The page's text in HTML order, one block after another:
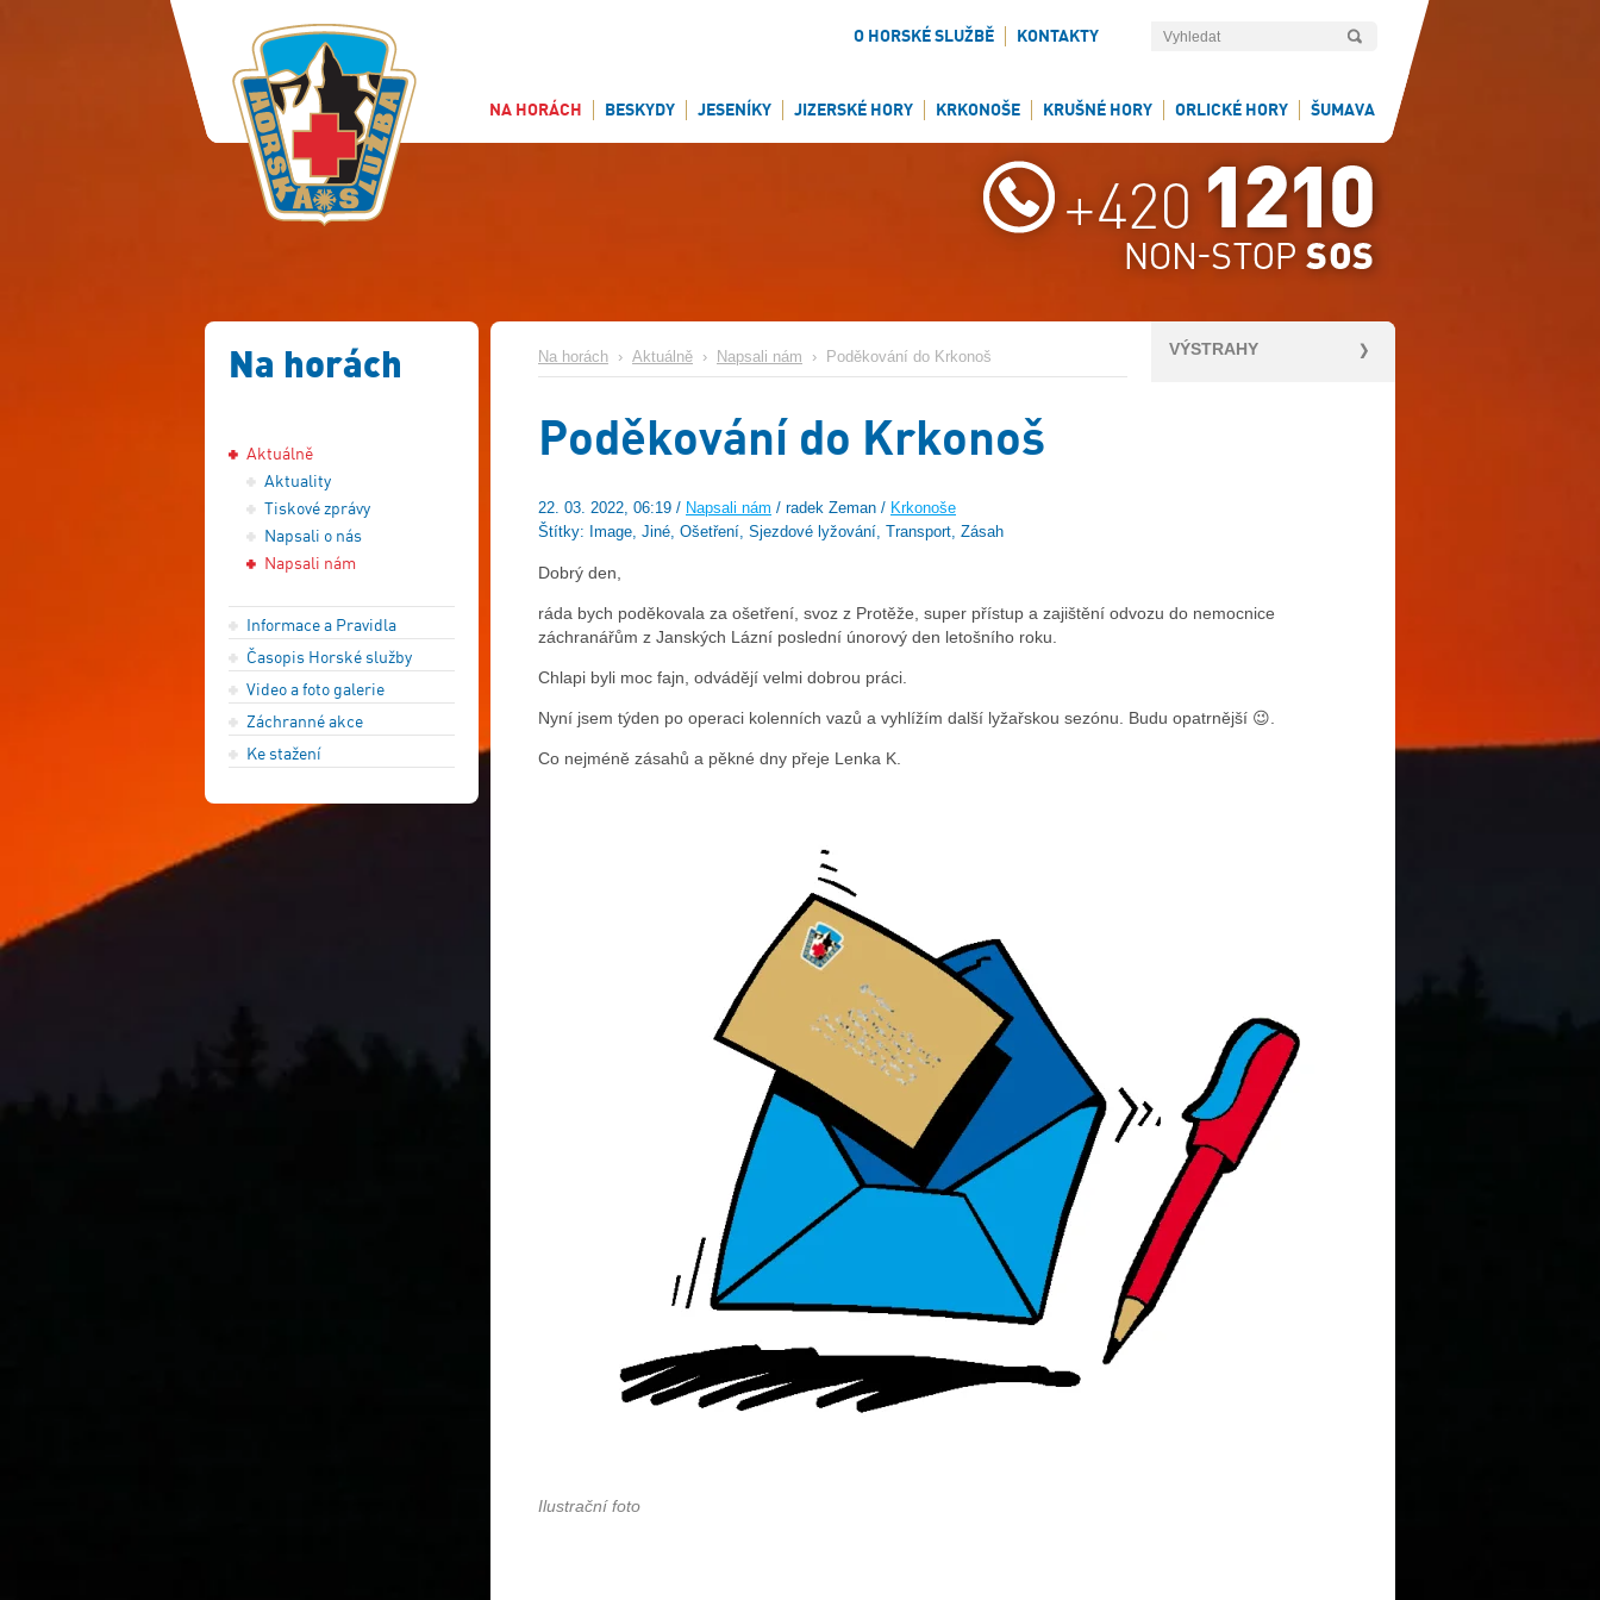
O HORSKÉ SLUŽBĚ KONTAKTY
NA HORÁCH BESKYDY JESENÍKY JIZERSKÉ HORY KRKONOŠE KRUŠNÉ HORY ORLICKÉ HORY ŠUMAVA
Na horách
Aktuálně
Aktuality
Tiskové zprávy
Napsali o nás
Napsali nám
Informace a Pravidla
Časopis Horské služby
Video a foto galerie
Záchranné akce
Ke stažení
VÝSTRAHY
Na horách › Aktuálně › Napsali nám › Poděkování do Krkonoš
Poděkování do Krkonoš
22. 03. 2022, 06:19 / Napsali nám / radek Zeman / Krkonoše
Štítky: Image, Jiné, Ošetření, Sjezdové lyžování, Transport, Zásah
Dobrý den,
ráda bych poděkovala za ošetření, svoz z Protěže, super přístup a zajištění odvozu do nemocnice
záchranářům z Janských Lázní poslední únorový den letošního roku.
Chlapi byli moc fajn, odvádějí velmi dobrou práci.
Nyní jsem týden po operaci kolenních vazů a vyhlížím další lyžařskou sezónu. Budu opatrnější 😉.
Co nejméně zásahů a pěkné dny přeje Lenka K.
Ilustrační foto